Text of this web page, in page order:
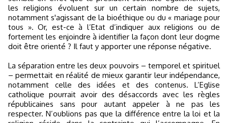
les religions évoluent sur un certain nombre de sujets,
notamment s'agissant de la bioéthique ou du « mariage pour
tous ». Or, est-ce à l’Etat d’indiquer aux religions ou de
fortement les enjoindre à identifier la façon dont leur dogme
doit être orienté ? Il faut y apporter une réponse négative.
La séparation entre les deux pouvoirs – temporel et spirituel
– permettait en réalité de mieux garantir leur indépendance,
notamment celle des idées et des contenus. L’Eglise
catholique pourrait avoir des désaccords avec les règles
républicaines sans pour autant appeler à ne pas les
respecter. N’oublions pas que la différence entre la loi et la